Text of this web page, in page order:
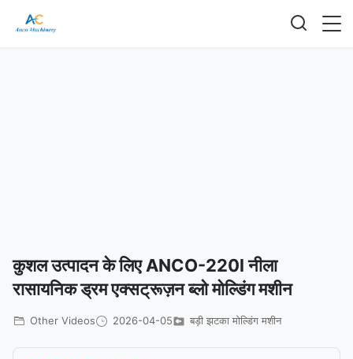
कुशल उत्पादन के लिए ANCO-220l नीला
रासायनिक ड्रम एक्सट्रूज़न ब्लो मोल्डिंग मशीन
Other Videos 2026-04-05 बड़ी झटका मोल्डिंग मशीन